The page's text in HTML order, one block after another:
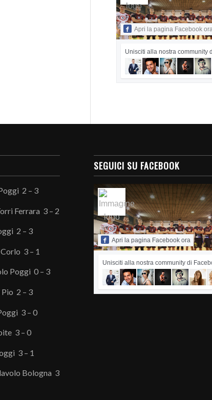
Apri la pagina Facebook
Unisciti alla nostra community
2 – 3
Ferrara 3 – 2
2 – 3
3 – 1
Poggi 0 – 3
2 – 3
3 – 0
3 – 0
3 – 1
Bologna 3
SEGUICI SU FACEBOOK
Apri la pagina Facebook ora
Unisciti alla nostra community di